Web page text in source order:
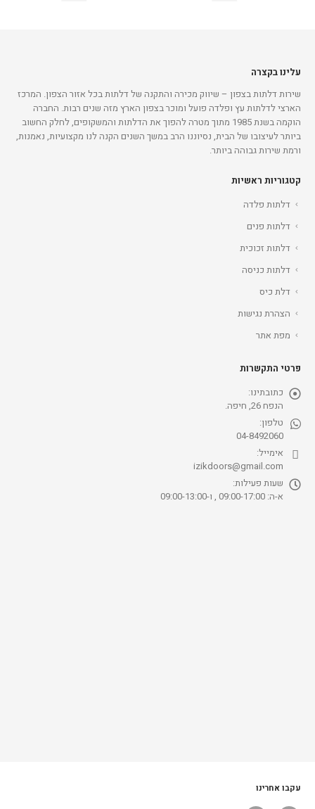
עלינו בקצרה
שירות דלתות בצפון – שיווק מכירה והתקנה של דלתות בכל אזור הצפון. המרכז
הארצי לדלתות עץ ופלדה פועל ומוכר בצפון הארץ מזה שנים רבות. החברה
הוקמה בשנת 1985 מתוך מטרה להפוך את הדלתות והמשקופים, לחלק החשוב
ביותר לעיצובו של הבית, נסיוננו הרב במשך השנים הקנה לנו מקצועיות, נאמנות,
ורמת שירות גבוהה ביותר.
קטגוריות ראשיות
דלתות פלדה
דלתות פנים
דלתות זכוכית
דלתות כניסה
דלת כיס
הצהרת נגישות
מפת אתר
פרטי התקשרות
כתובתינו:
הנפח 26, חיפה.
טלפון:
04-8492060
אימייל:
izikdoors@gmail.com
שעות פעילות:
א-ה: 09:00-17:00 , ו-09:00-13:00
עקבו אחרינו